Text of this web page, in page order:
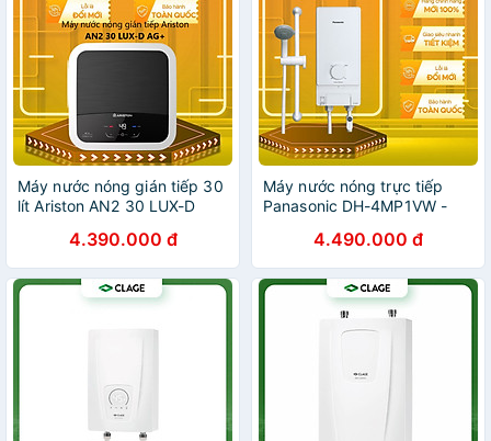
Máy nước nóng gián tiếp 30
lít Ariston AN2 30 LUX-D
Chỉ Giao Hồ Chí Minh
4.390.000 đ
Máy nước nóng trực tiếp
Panasonic DH-4MP1VW -
Hồ Chí Minh4.490.000 đ